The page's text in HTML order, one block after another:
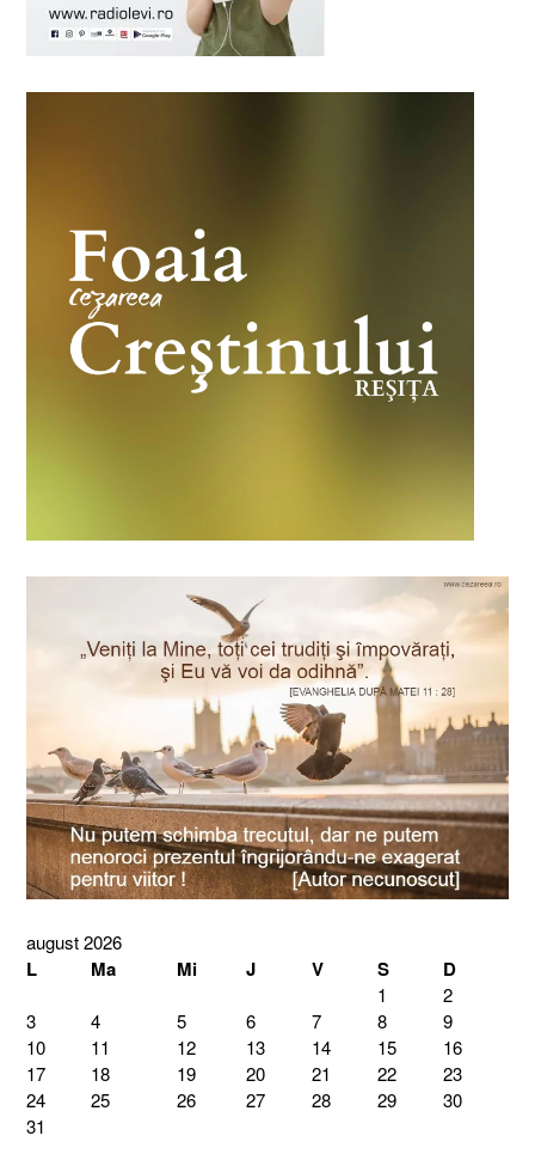
august 2026
L Ma Mi J V S D
1
2
3
4 5 6 7 8
9
10
11 12 13 14 15
16
17
18 19 20 21 22
23
24
25 26 27 28 29
30
31